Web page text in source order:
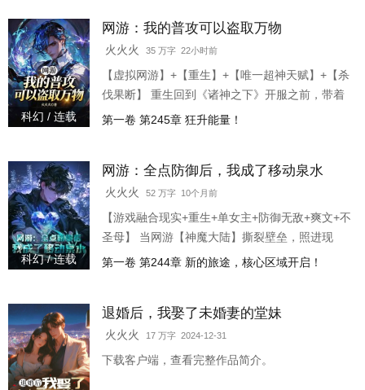
科幻 / 连载
网游：我的普攻可以盗取万物
火火火 35 万字 22小时前
【虚拟网游】+【重生】+【唯一超神天赋】+【杀
伐果断】 重生回到《诸神之下》开服之前，带着
前世无尽的遗憾与恨意，林夜白意外觉醒全服唯
头破血流时，林夜白已经屠尽新手村BOSS，坐拥
神装无数！ 当各大顶尖公会还在为争夺一块领地
勾心斗角时，林夜白早已踏碎神级副本，执掌神
域权柄！ 神级法师：我禁咒覆盖千里，自以为天
第一卷 第245章 狂升能量！
科幻 / 连载
网游：全点防御后，我成了移动泉水
火火火 52 万字 10个月前
【游戏融合现实+重生+单女主+防御无敌+爽文+不
圣母】 当网游【神魔大陆】撕裂壁垒，照进现
实，有人借此登临神座，有人却坠入万劫深渊。
垂怜，让林御重回【神魔大陆】开服当日。 再次
觉醒神级天赋【绝对防御】的他，自此成为一代
传说。 每受一击，就增加防御，反伤就能让敌人
第一卷 第244章 新的旅途，核心区域开启！
退婚后，我娶了未婚妻的堂妹
火火火 17 万字 2024-12-31
下载客户端，查看完整作品简介。